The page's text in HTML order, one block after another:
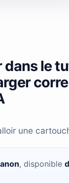
le
une
, disponible